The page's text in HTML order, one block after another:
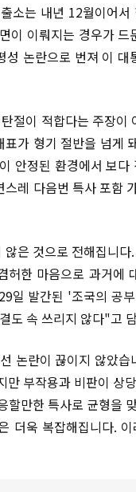
소는 내년 12월이어
이 이뤄지는 경우가
논란으로 번져 이
절이 적합다는 주장이
가 형기 절반을 넘게
안정된 환경에서 보
레 다음번 특사 포함
은 것으로 전해집니
한 마음으로 과거에
일 발간된 '조국의 공
도 속 쓰리지 않다"고
논란이 끊이지 않았
부작용과 비판이 상
만한 특사로 균형을
더욱 복잡해집니다.